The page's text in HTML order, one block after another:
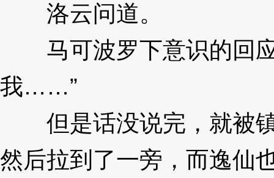
洛云问道。
马可波罗下意识的回应
我……”
但是话没说完，就被镇
然后拉到了一旁，而逸仙